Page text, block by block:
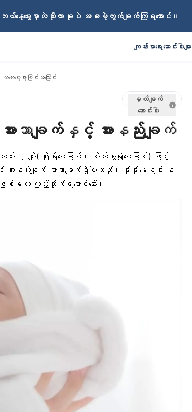
ဘယ်နေ့မွေးမှာလဲဆိုတာ ခုပဲ အခမဲ့တွက်ချက်ကြရအောင်။
ကျန်းမာရေး ဆောင်းပါးများ
ကလေးမွေးဖွားခြင်းအကြောင်း
မှတ်ချက်
ဆောင်းပါး
အားသာချက်နှင့် အားနည်းချက်
၂ မျိုး( ရိုးရိုးမွေးခြင်း၊ ဗိုက်ခွဲ၍မွေးခြင်း) ဖြင့်
းနည်းချက် အားသာချက်ရှိပါသည်။ ရိုးရိုးမွေးခြင်း နဲ့
ဖြစ်မလဲ ကြည့်လိုက်ရအောင်နော်။